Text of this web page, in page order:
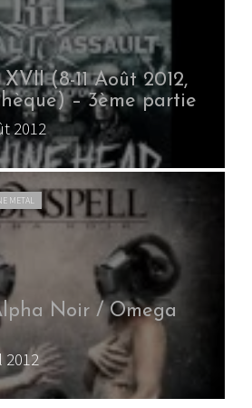
(8-11 Août 2012,
– 3ème partie
2012
METAL
Noir / Omega